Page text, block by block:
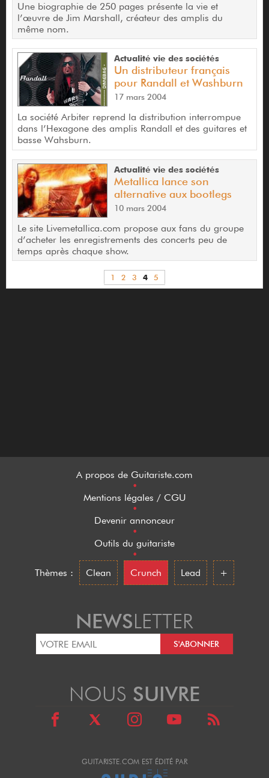
Une biographie de 250 pages présente la vie et
l’œuvre de Jim Marshall, créateur des amplis du
même nom.
Actualité vie des sociétés
Un distributeur français
pour Randall et Washburn
17 mars 2004
La société Arbiter reprend la distribution interrompue
dans l’Hexagone des amplis Randall et des guitares et
basse Wahsburn.
Actualité vie des sociétés
Metallica lance son
alternative aux bootlegs
10 mars 2004
Le site Livemetallica.com propose aux fans du groupe
d’acheter les enregistrements des concerts peu de
temps après chaque show.
1 2 3 4 5
A propos de Guitariste.com
•
Mentions légales / CGU
•
Devenir annonceur
•
Outils du guitariste
•
Thèmes :
Clean Crunch Lead +
NEWSLETTER
GUITARISTE.COM EST ÉDITÉ PAR
NOUS SUIVRE